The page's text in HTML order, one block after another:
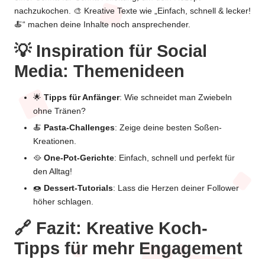
nachzukochen. 🎨 Kreative Texte wie „Einfach, schnell & lecker!
🍝“ machen deine Inhalte noch ansprechender.
💡 Inspiration für Social
Media: Themenideen
🌟 Tipps für Anfänger: Wie schneidet man Zwiebeln
ohne Tränen?
🍝 Pasta-Challenges: Zeige deine besten Soßen-
Kreationen.
🥘 One-Pot-Gerichte: Einfach, schnell und perfekt für
den Alltag!
🍩 Dessert-Tutorials: Lass die Herzen deiner Follower
höher schlagen.
🔗 Fazit: Kreative Koch-
Tipps für mehr Engagement